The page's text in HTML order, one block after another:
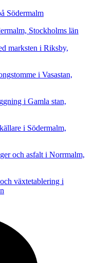
Södermalm
Stockholms län
marksten i Riksby,
i Vasastan,
i Gamla stan,
i Södermalm,
och asfalt i Norrmalm,
växtetablering i